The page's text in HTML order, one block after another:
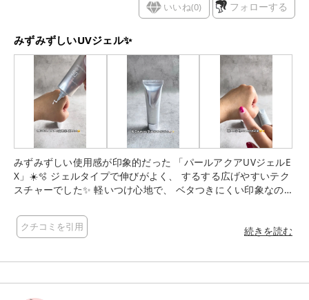
いいね(0) フォローする
みずみずしいUVジェル✨
みずみずしい使用感が印象的だった 「パールアクアUVジェルE
X」☀️🫧 ジェルタイプで伸びがよく、 するする広げやすいテク
スチャーでした✨ 軽いつけ心地で、 ベタつきにくい印象なのも
にも取り入れやすかったです💄🩵 毎日のUVケアに使いやすいア
イテムだと思いました♪
クチコミを引用 続きを読む